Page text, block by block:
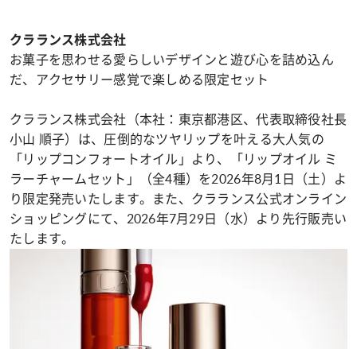
クラランス株式会社
お菓子を思わせる愛らしいデザインと遊び心を詰め込ん
だ、アクセサリー感覚で楽しめる限定セット
クラランス株式会社（本社：東京都港区、代表取締役社長
小山 順子）は、圧倒的なツヤリップを叶える大人気の
「リップコンフォートオイル」より、「リップオイル ミ
ラーチャームセット」（全4種）を2026年8月1日（土）よ
り限定発売いたします。また、クラランス公式オンライン
ショッピングにて、2026年7月29日（水）より先行販売い
たします。